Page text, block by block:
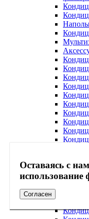
Оставаясь с
использование
Согласен